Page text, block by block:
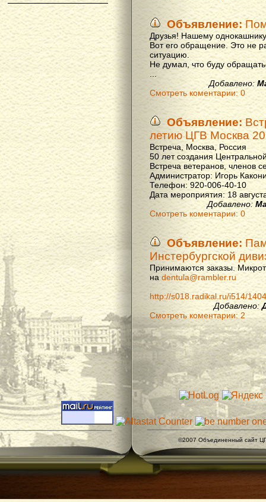
Объявление:
Друзья! Нашему
Вот его обращение. Это не
ситуацию.
Не думал, что буду
Добавлено:
Смотреть коментарии: 0
Объявление:
летию ЦГВ Москва
Встреча, Москва, Россия
50 лет создания
Встреча ветеранов, членов
Администратор: Игорь
Телефон: 920-006-40-10
Дата мероприятия: 18
Добавлено:
Смотреть коментарии: 0
Объявление:
Инстербургской
Принимаются заказы.
на dentula@rambler.ru
http://s018.radikal.ru/i514/
Добавлено:
Смотреть коментарии: 2
©2007 Объединенный сайт